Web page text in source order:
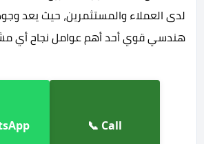
لدى العملاء والمستثمرين، حيث يعد
هندسي قوي أحد أهم عوامل نجاح أي
Call 📞
💬